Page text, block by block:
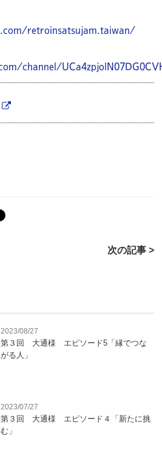
retroinsatsujam.taiwan/
channel/
次の記事 >
2023/08/27
第３回 大通様 エピソード5「縁でつな
がる人」
2023/07/27
第３回 大通様 エピソード４「新たに挑
む」